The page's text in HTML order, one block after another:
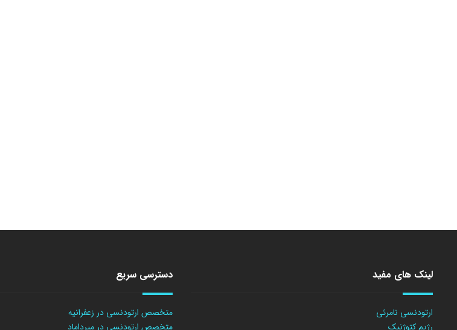
لینک های مفید
ارتودنسی نامرئی
رژیم کتوژنیک
دسترسی سریع
متخصص ارتودنسی در زعفرانیه
متخصص ارتودنسی در میرداماد